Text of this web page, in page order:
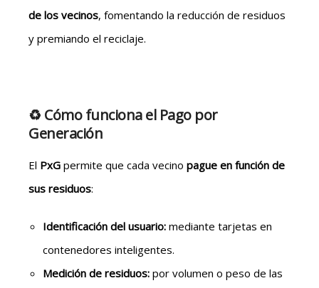
de los vecinos, fomentando la reducción de residuos
y premiando el reciclaje.
♻️ Cómo funciona el Pago por
Generación
El PxG permite que cada vecino pague en función de
sus residuos:
Identificación del usuario: mediante tarjetas en
contenedores inteligentes.
Medición de residuos: por volumen o peso de las